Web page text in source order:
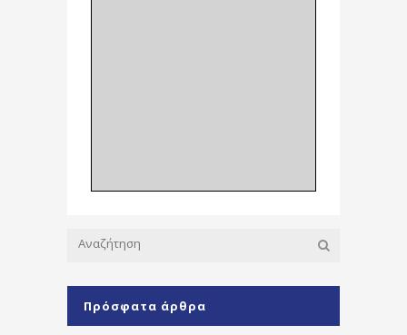
Πρόσφατα άρθρα